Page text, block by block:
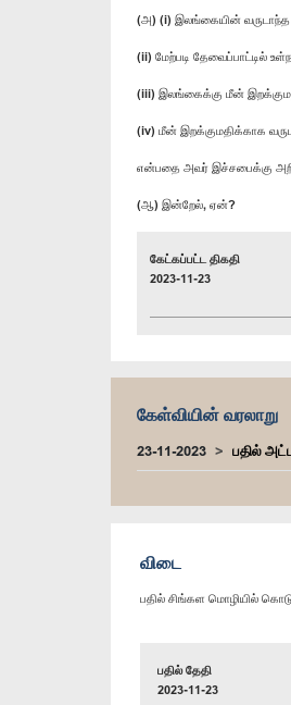
(அ) (i) இலங்கையின் வருடாந்த
(ii) மேற்படி தேவைப்பாட்டில்
(iii) இலங்கைக்கு மீன்
(iv) மீன் இறக்குமதிக்காக
என்பதை அவர் இச்சபைக்கு
(ஆ) இன்றேல், ஏன்?
கேட்கப்பட்ட திகதி
2023-11-23
கேள்வியின் வரலாறு
23-11-2023 பதில்
விடை
பதில் சிங்கள மொழியில்
பதில் தேதி
2023-11-23